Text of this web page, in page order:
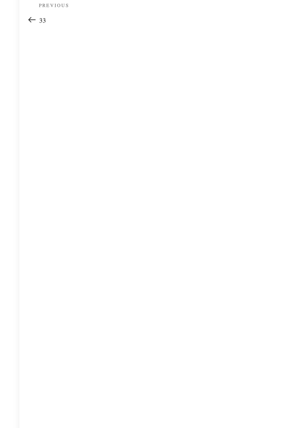
Previous
Post
PREVIOUS
33